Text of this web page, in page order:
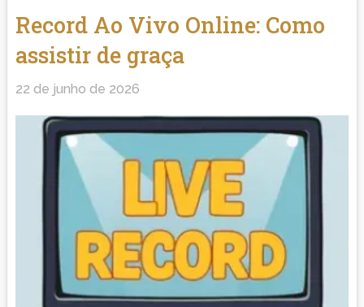
Record Ao Vivo Online: Como
assistir de graça
22 de junho de 2026